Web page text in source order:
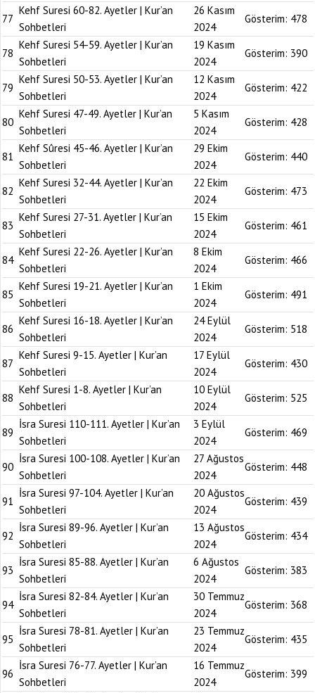
77
Kehf Suresi 60-82. Ayetler | Kur’an
Sohbetleri
26 Kasım
2024
Gösterim: 478
78
Kehf Suresi 54-59. Ayetler | Kur’an
Sohbetleri
19 Kasım
2024
Gösterim: 390
79
Kehf Suresi 50-53. Ayetler | Kur’an
Sohbetleri
12 Kasım
2024
Gösterim: 422
80
Kehf Suresi 47-49. Ayetler | Kur’an
Sohbetleri
5 Kasım
2024
Gösterim: 428
81
Kehf Sûresi 45-46. Ayetler | Kur’an
Sohbetleri
29 Ekim
2024
Gösterim: 440
82
Kehf Suresi 32-44. Ayetler | Kur’an
Sohbetleri
22 Ekim
2024
Gösterim: 473
83
Kehf Suresi 27-31. Ayetler | Kur’an
Sohbetleri
15 Ekim
2024
Gösterim: 461
84
Kehf Suresi 22-26. Ayetler | Kur’an
Sohbetleri
8 Ekim
2024
Gösterim: 466
85
Kehf Suresi 19-21. Ayetler | Kur’an
Sohbetleri
1 Ekim
2024
Gösterim: 491
86
Kehf Suresi 16-18. Ayetler | Kur’an
Sohbetleri
24 Eylül
2024
Gösterim: 518
87
Kehf Suresi 9-15. Ayetler | Kur’an
Sohbetleri
17 Eylül
2024
Gösterim: 430
88
Kehf Suresi 1-8. Ayetler | Kur’an
Sohbetleri
10 Eylül
2024
Gösterim: 525
89
İsra Suresi 110-111. Ayetler | Kur’an
Sohbetleri
3 Eylül
2024
Gösterim: 469
90
İsra Suresi 100-108. Ayetler | Kur’an
Sohbetleri
27 Ağustos
2024
Gösterim: 448
91
İsra Suresi 97-104. Ayetler | Kur’an
Sohbetleri
20 Ağustos
2024
Gösterim: 439
92
İsra Suresi 89-96. Ayetler | Kur’an
Sohbetleri
13 Ağustos
2024
Gösterim: 434
93
İsra Suresi 85-88. Ayetler | Kur’an
Sohbetleri
6 Ağustos
2024
Gösterim: 383
94
İsra Suresi 82-84. Ayetler | Kur’an
Sohbetleri
30 Temmuz
2024
Gösterim: 368
95
İsra Suresi 78-81. Ayetler | Kur’an
Sohbetleri
23 Temmuz
2024
Gösterim: 435
96
İsra Suresi 76-77. Ayetler | Kur’an
Sohbetleri
16 Temmuz
2024
Gösterim: 399